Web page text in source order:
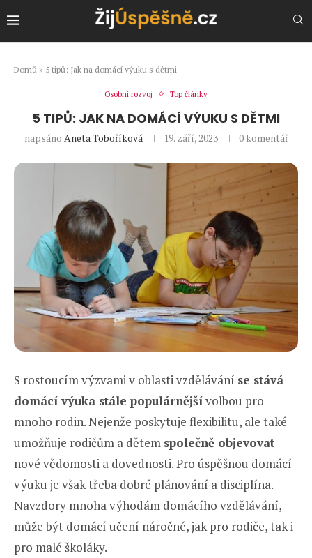
Domů » 5 tipů: Jak na domácí výuku s dětmi
Osobní rozvoj Top články
5 TIPŮ: JAK NA DOMÁCÍ VÝUKU S DĚTMI
napsáno Aneta Toboříková 19. září, 2023 0 komentář
S rostoucím výzvami v oblasti vzdělávání se stává
domácí výuka stále populárnějšívolbou pro
mnoho rodin. Nejenže poskytuje flexibilitu, ale také
umožňuje rodičům a dětem společně objevovat
nové vědomosti a dovednosti. Pro úspěšnou domácí
výuku je však třeba dobré plánování a disciplína.
Navzdory mnoha výhodám domácího vzdělávání,
může být domácí učení náročné, jak pro rodiče, tak i
pro malé školáky.